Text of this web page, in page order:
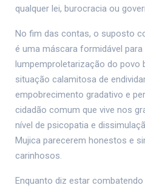
qualquer lei, burocracia ou
No fim das contas, o suposto
é uma máscara formidável para
lumpemproletarização do povo
situação calamitosa de
empobrecimento gradativo e
cidadão comum que vive nos
nível de psicopatia e
Mujica parecerem honestos e
carinhosos.
Enquanto diz estar